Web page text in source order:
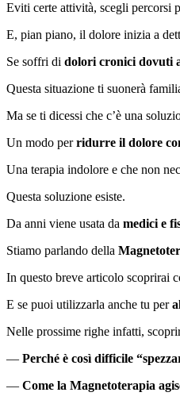
Eviti certe attività, scegli percorsi
E, pian piano, il dolore inizia a
Se soffri di dolori cronici dovuti
Questa situazione ti suonerà
Ma se ti dicessi che c’è una
Un modo perridurre il dolore
Una terapia indolore e che non
Questa soluzione esiste.
Da anni viene usata da medici e
Stiamo parlando della
In questo breve articolo scoprirai
E se puoi utilizzarla anche tu per
Nelle prossime righe infatti,
— Perché è così difficile
— Come la Magnetoterapia